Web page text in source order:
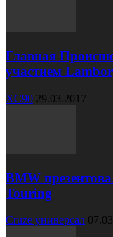
Главная
участием
XC90 29.03.2017
BMW
Touring
Cruze универсал